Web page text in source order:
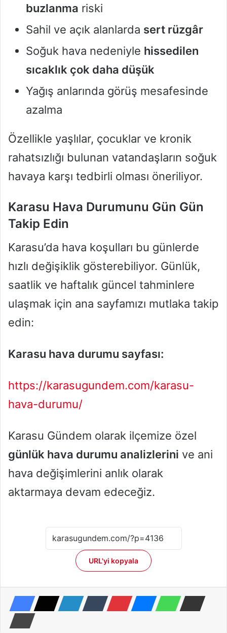
buzlanma riski
Sahil ve açık alanlarda sert rüzgâr
Soğuk hava nedeniyle hissedilen
sıcaklık çok daha düşük
Yağış anlarında görüş mesafesinde
azalma
Özellikle yaşlılar, çocuklar ve kronik
rahatsızlığı bulunan vatandaşların soğuk
havaya karşı tedbirli olması öneriliyor.
Karasu Hava Durumunu Gün Gün
Takip Edin
Karasu’da hava koşulları bu günlerde
hızlı değişiklik gösterebiliyor. Günlük,
saatlik ve haftalık güncel tahminlere
ulaşmak için ana sayfamızı mutlaka takip
edin:
Karasu hava durumu sayfası:
https://karasugundem.com/karasu-
hava-durumu/
Karasu Gündem olarak ilçemize özel
günlük hava durumu analizlerini ve ani
hava değişimlerini anlık olarak
aktarmaya devam edeceğiz.
URL'yi kopyala